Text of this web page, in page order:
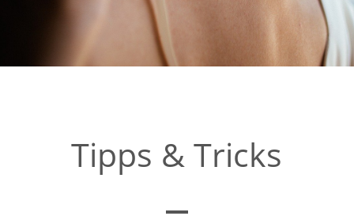
Tipps & Tricks